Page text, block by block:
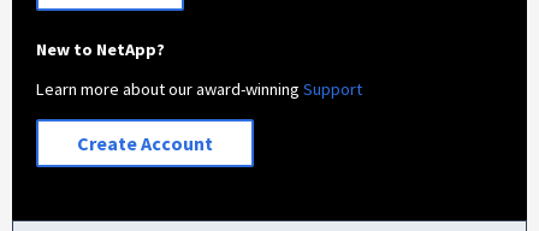
New to NetApp?
Learn more about our award-winningSupport
Create Account